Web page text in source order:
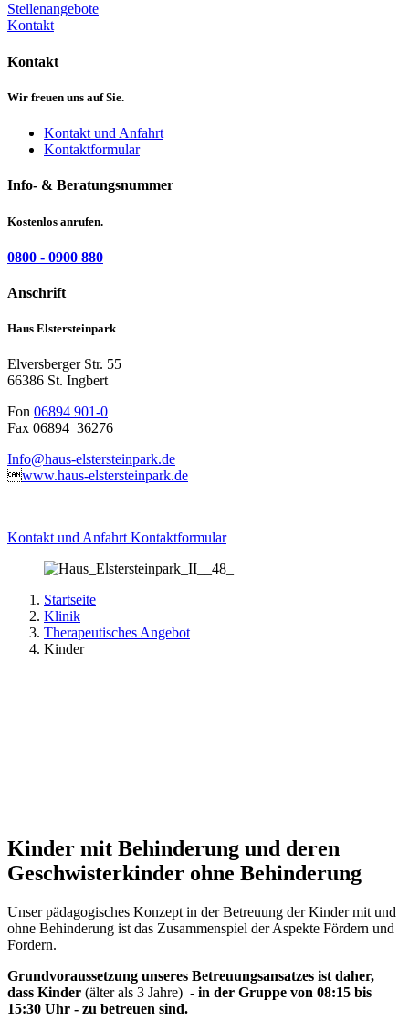
Stellenangebote
Kontakt
Kontakt
Wir freuen uns auf Sie.
Kontakt und Anfahrt
Kontaktformular
Info- & Beratungsnummer
Kostenlos anrufen.
0800 - 0900 880
Anschrift
Haus Elstersteinpark
Elversberger Str. 55
66386 St. Ingbert
Fon 06894 901-0
Fax 06894 36276
Info@haus-elstersteinpark.de
www.haus-elstersteinpark.de
Kontakt und Anfahrt Kontaktformular
Startseite
Klinik
Therapeutisches Angebot
Kinder
Kinder mit Behinderung und deren
Geschwisterkinder ohne Behinderung
Unser pädagogisches Konzept in der Betreuung der Kinder mit und
ohne Behinderung ist das Zusammenspiel der Aspekte Fördern und
Fordern.
Grundvoraussetzung unseres Betreuungsansatzes ist daher,
dass Kinder (älter als 3 Jahre) - in der Gruppe von 08:15 bis
15:30 Uhr - zu betreuen sind.